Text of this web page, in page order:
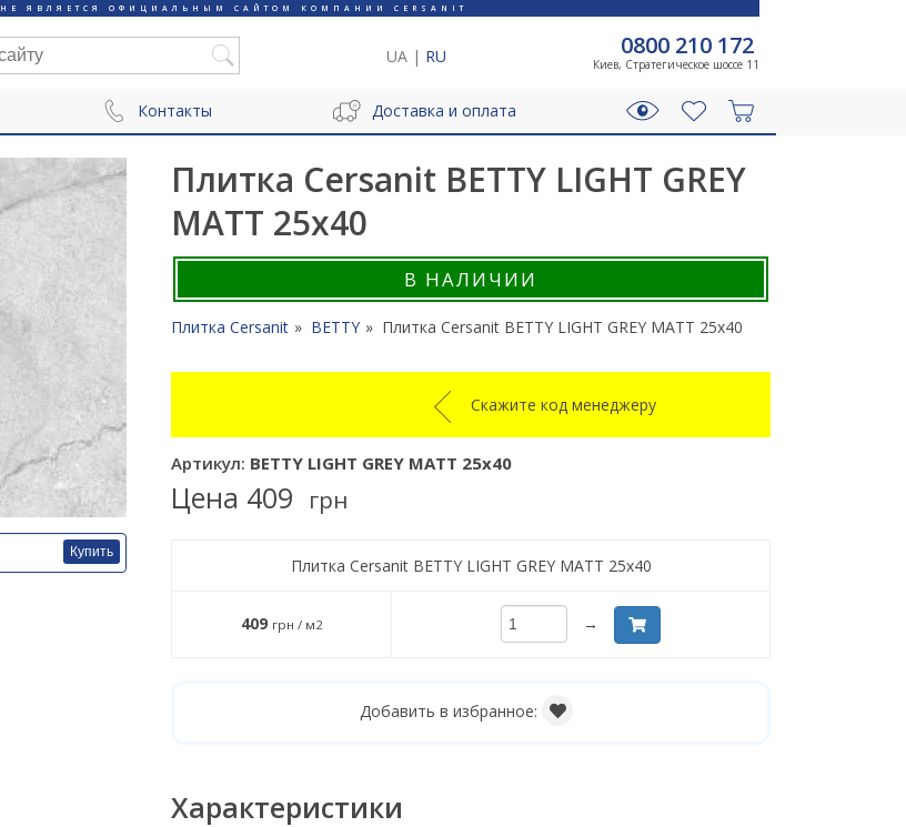
ЯВЛЯЕТСЯ ОФИЦИАЛЬНЫМ САЙТОМ КОМПАНИИ CERSANIT
UA | RU 0800 210 172
Киев, Стратегическое шоссе 11
Контакты Доставка и оплата
Купить
Плитка Cersanit BETTY LIGHT GREY
MATT 25x40
В НАЛИЧИИ
Плитка Cersanit BETTY Плитка Cersanit BETTY LIGHT GREY MATT 25x40
Скажите код менеджеру
Артикул: BETTY LIGHT GREY MATT 25x40
Цена 409 грн
Плитка Cersanit BETTY LIGHT GREY MATT 25x40
409 грн / м2 →
Добавить в избранное:
Характеристики